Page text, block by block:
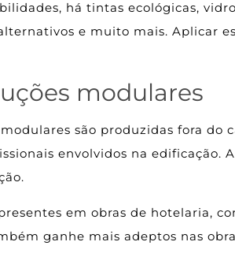
há tintas ecológicas,
e muito mais. Aplicar
modulares
são produzidas fora
envolvidos na edificação.
em obras de hotelaria,
ganhe mais adeptos nas